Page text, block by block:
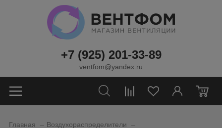
+7 (925) 201-33-89
ventfom@yandex.ru
0
Главная Воздухораспределители